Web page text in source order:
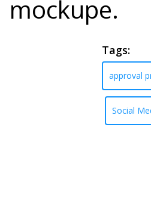
mockupe.
Tags:
approval
Social